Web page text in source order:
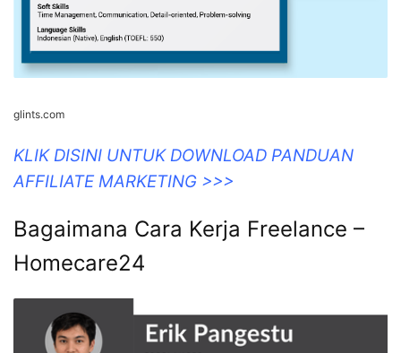
glints.com
KLIK DISINI UNTUK DOWNLOAD PANDUAN
AFFILIATE MARKETING >>>
Bagaimana Cara Kerja Freelance –
Homecare24